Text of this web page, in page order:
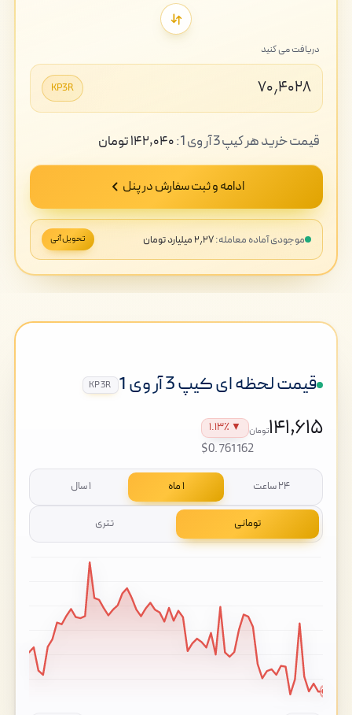
دریافت می کنید
۷۰٫۴۰۲۸ KP3R
قیمتخریدهر کیپ 3 آر وی 1: ۱۴۲,۰۴۰تومان
ادامه و ثبت سفارش در پنل
موجودی آماده معامله:۲٫۲۷ میلیارد تومان تحویل آنی
قیمت لحظه ای کیپ 3 آر وی 1 KP3R
۱۴۱,۶۱۵تومان ▼ ۱.۱۳٪
$0.761162
۲۴ ساعت ۱ ماه ۱ سال
تومانی تتری